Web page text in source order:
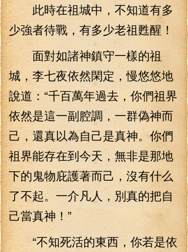
此時在祖城中，不知道有多
少強者待戰，有多少老祖甦醒！
面對如諸神鎮守一樣的祖
城，李七夜依然閑定，慢悠悠地
說道：“千百萬年過去，你們祖界
依然是這一副腔調，一群偽神而
己，還真以為自己是真神。你們
祖界能存在到今天，無非是那地
下的鬼物庇護著而己，沒有什么
了不起。一介凡人，別真的把自
己當真神！”
“不知死活的東西，你若是依